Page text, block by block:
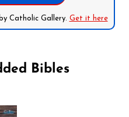
Catholic Gallery. Get it here
Bibles